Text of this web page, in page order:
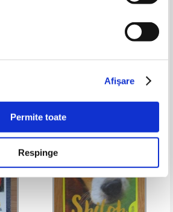
Afişare
Permite toate
Respinge
Serban Nedelcu - Tunarul lui
Pret:13,00 Lei